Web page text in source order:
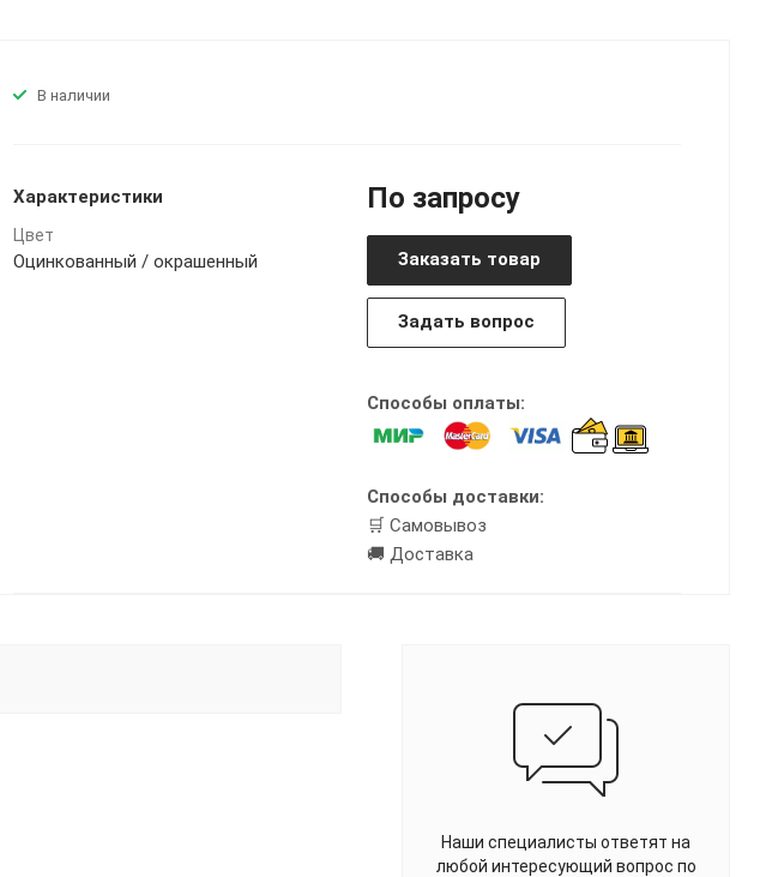
В наличии
Характеристики
Цвет
Оцинкованный / окрашенный
По запросу
Заказать товар
Задать вопрос
Способы оплаты:
Способы доставки:
🛒 Самовывоз
🚚 Доставка
Наши специалисты ответят на
любой интересующий вопрос по